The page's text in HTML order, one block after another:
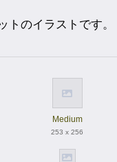
トのイラストです。
Medium
253 x 256